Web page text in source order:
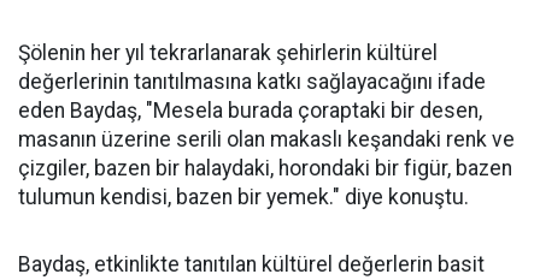
Şölenin her yıl tekrarlanarak şehirlerin kültürel
değerlerinin tanıtılmasına katkı sağlayacağını ifade
eden Baydaş, "Mesela burada çoraptaki bir desen,
masanın üzerine serili olan makaslı keşandaki renk ve
çizgiler, bazen bir halaydaki, horondaki bir figür, bazen
tulumun kendisi, bazen bir yemek." diye konuştu.
Baydaş, etkinlikte tanıtılan kültürel değerlerin basit